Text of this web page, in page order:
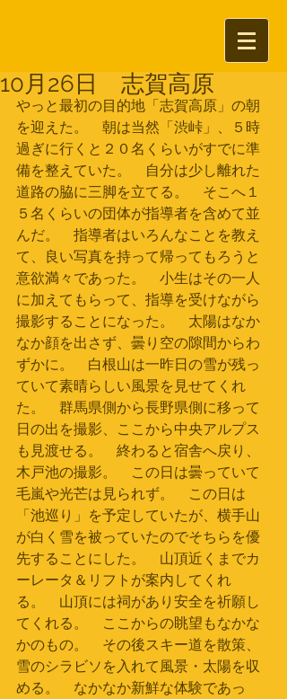
10月26日 志賀高原
やっと最初の目的地「志賀高原」の朝
を迎えた。　朝は当然「渋峠」、５時
過ぎに行くと２０名くらいがすでに準
備を整えていた。　自分は少し離れた
道路の脇に三脚を立てる。　そこへ１
５名くらいの団体が指導者を含めて並
んだ。　指導者はいろんなことを教え
て、良い写真を持って帰ってもろうと
意欲満々であった。　小生はその一人
に加えてもらって、指導を受けながら
撮影することになった。　太陽はなか
なか顔を出さず、曇り空の隙間からわ
ずかに。　白根山は一昨日の雪が残っ
ていて素晴らしい風景を見せてくれ
た。　群馬県側から長野県側に移って
日の出を撮影、ここから中央アルプス
も見渡せる。　終わると宿舎へ戻り、
木戸池の撮影。　この日は曇っていて
毛嵐や光芒は見られず。　この日は
「池巡り」を予定していたが、横手山
が白く雪を被っていたのでそちらを優
先することにした。　山頂近くまでカ
ーレータ＆リフトが案内してくれ
る。　山頂には祠があり安全を祈願し
てくれる。　ここからの眺望もなかな
かのもの。　その後スキー道を散策、
雪のシラビソを入れて風景・太陽を収
める。　なかなか新鮮な体験であっ